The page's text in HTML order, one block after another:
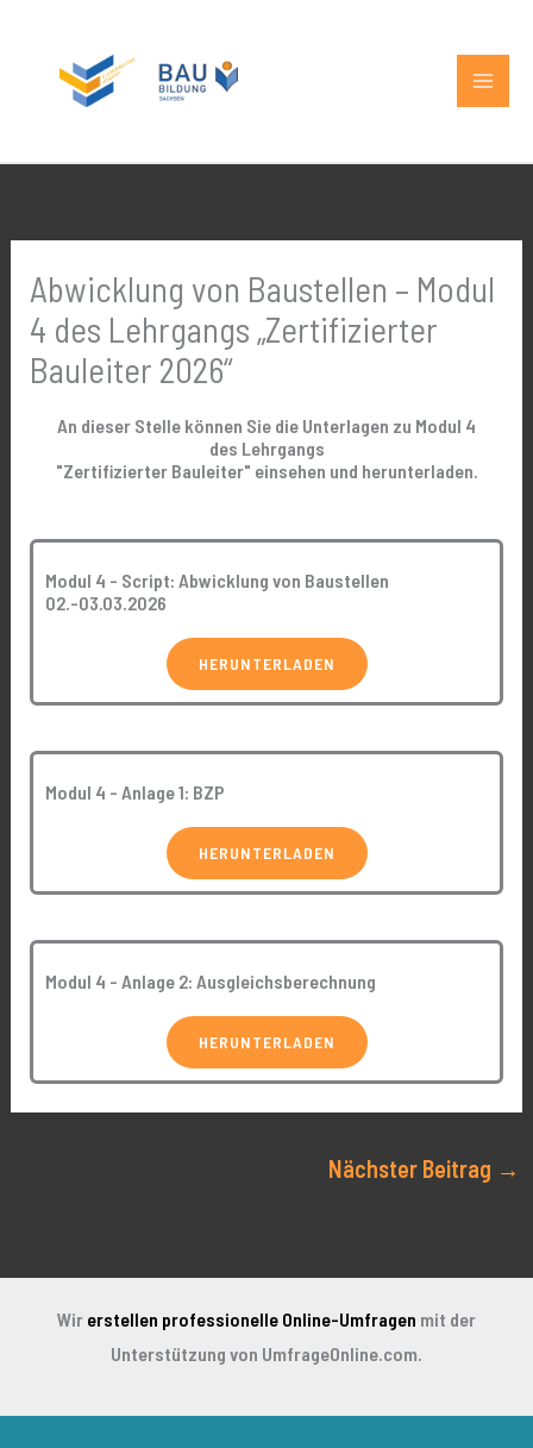
springen
Abwicklung von Baustellen – Modul
4 des Lehrgangs „Zertifizierter
Bauleiter 2026“
An dieser Stelle können Sie die Unterlagen zu Modul 4
des Lehrgangs
"Zertifizierter Bauleiter" einsehen und herunterladen.
Modul 4 - Script: Abwicklung von Baustellen
02.-03.03.2026
HERUNTERLADEN
Modul 4 - Anlage 1: BZP
HERUNTERLADEN
Modul 4 - Anlage 2: Ausgleichsberechnung
HERUNTERLADEN
Nächster Beitrag →
Wir erstellen professionelle Online-Umfragen mit der
Unterstützung von UmfrageOnline.com.